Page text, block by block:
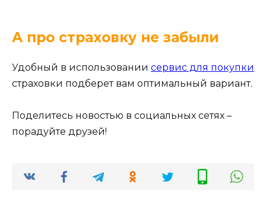
А про страховку не забыли
Удобный в использовании сервис для покупки
страховки подберет вам оптимальный вариант.
Поделитесь новостью в социальных сетях –
порадуйте друзей!